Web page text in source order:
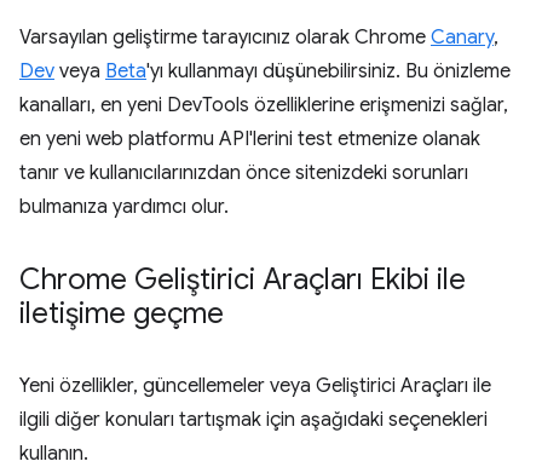
Varsayılan geliştirme tarayıcınız olarak Chrome Canary,
Dev veya Beta'yı kullanmayı düşünebilirsiniz. Bu önizleme
kanalları, en yeni DevTools özelliklerine erişmenizi sağlar,
en yeni web platformu API'lerini test etmenize olanak
tanır ve kullanıcılarınızdan önce sitenizdeki sorunları
bulmanıza yardımcı olur.
Chrome Geliştirici Araçları Ekibi ile
iletişime geçme
Yeni özellikler, güncellemeler veya Geliştirici Araçları ile
ilgili diğer konuları tartışmak için aşağıdaki seçenekleri
kullanın.